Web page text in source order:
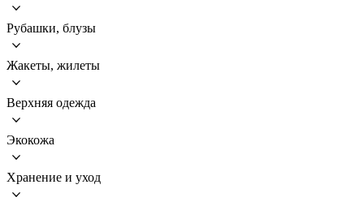
Рубашки, блузы
Жакеты, жилеты
Верхняя одежда
Экокожа
Хранение и уход